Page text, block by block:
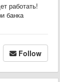
работать!
банка
Follow